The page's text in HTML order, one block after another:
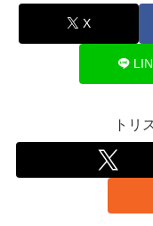
X
トリ